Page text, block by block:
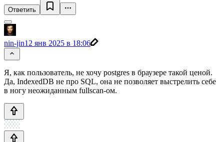
Ответить
nin-jin12 янв 2025 в 18:06
Я, как пользователь, не хочу postgres в браузере такой ценой.
Да, IndexedDB не про SQL, она не позволяет выстрелить себе
в ногу неожиданным fullscan-ом.